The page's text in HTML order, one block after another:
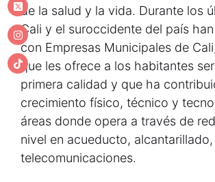
de la salud y la vida. Durante los
Cali y el suroccidente del país
con Empresas Municipales de
que les ofrece a los habitantes
primera calidad y que ha
crecimiento físico, técnico y
áreas donde opera a través de
nivel en acueducto,
telecomunicaciones.